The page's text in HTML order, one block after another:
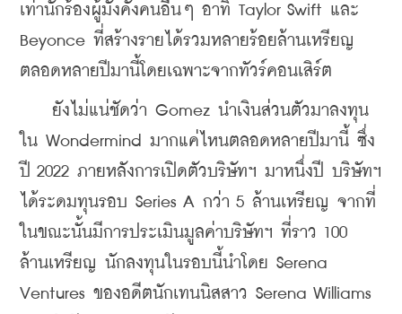
เท่านักร้องผู้มั่งคั่งคนอื่นๆ อาทิ Taylor Swift และ
Beyonce ที่สร้างรายได้รวมหลายร้อยล้านเหรียญ
ตลอดหลายปีมานี้โดยเฉพาะจากทัวร์คอนเสิร์ต
ยังไม่แน่ชัดว่า Gomez นำเงินส่วนตัวมาลงทุน
ใน Wondermind มากแค่ไหนตลอดหลายปีมานี้ ซึ่ง
ปี 2022 ภายหลังการเปิดตัวบริษัทฯ มาหนึ่งปี บริษัทฯ
ได้ระดมทุนรอบ Series A กว่า 5 ล้านเหรียญ จากที่
ในขณะนั้นมีการประเมินมูลค่าบริษัทฯ ที่ราว 100
ล้านเหรียญ นักลงทุนในรอบนี้นำโดย Serena
Ventures ของอดีตนักเทนนิสสาว Serena Williams